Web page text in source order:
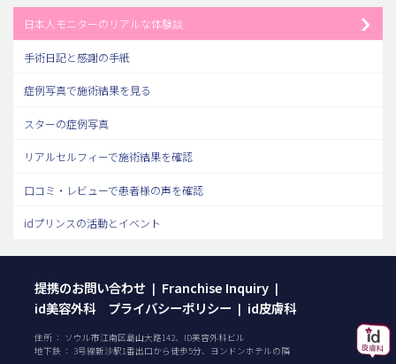
日本人モニターのリアルな体験談
手術日記と感謝の手紙
症例写真で施術結果を見る
スターの症例写真
リアルセルフィーで施術結果を確認
口コミ・レビューで患者様の声を確認
idプリンスの活動とイベント
提携のお問い合わせ | Franchise Inquiry |
id美容外科 プライバシーポリシー | id皮膚科
住所 ： ソウル市江南区島山大路142、ID美容外科ビル
地下鉄 ： 3号線新沙駅1番出口から徒歩5分、ヨンドンホテルの隣